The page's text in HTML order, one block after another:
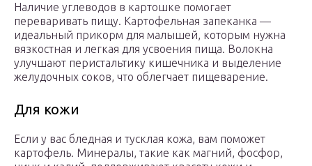
Наличие углеводов в картошке помогает
переваривать пищу. Картофельная запеканка —
идеальный прикорм для малышей, которым нужна
вязкостная и легкая для усвоения пища. Волокна
улучшают перистальтику кишечника и выделение
желудочных соков, что облегчает пищеварение.
Для кожи
Если у вас бледная и тусклая кожа, вам поможет
картофель. Минералы, такие как магний, фосфор,